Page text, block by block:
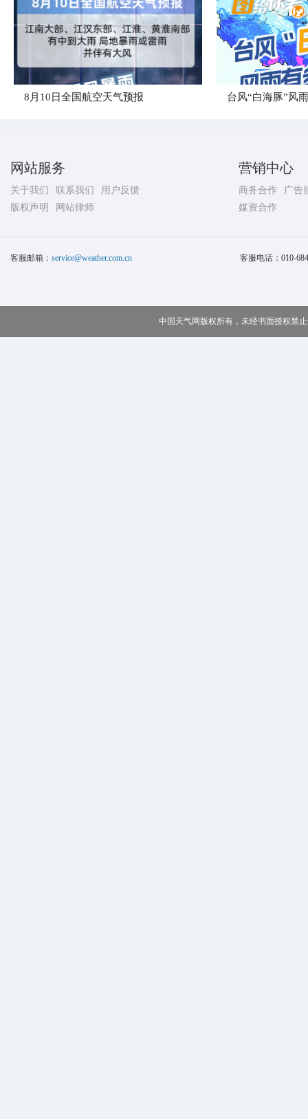
8月10日全国航空天气预报 台风“白海豚”风
网站服务
关于我们 联系我们
用户反馈
版权声明
网站律师
营销中心
商务合作
广告
媒资合作
客服邮箱： service@weather.com.cn 客服电话： 010-
中国天气网版权所有，未经书面授权